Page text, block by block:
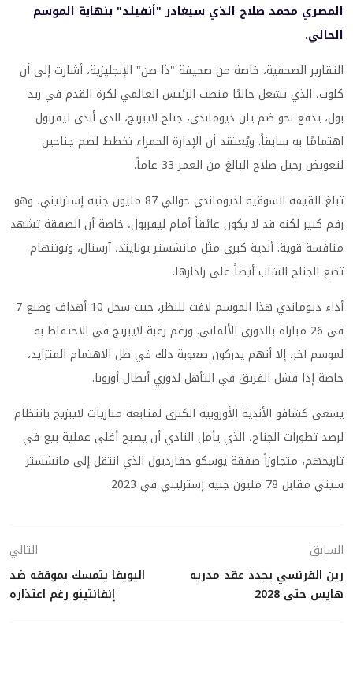
المصري محمد صلاح الذي سيغادر "أنفيلد" بنهاية الموسم
الحالي.
التقارير الصحفية، خاصة من صحيفة "ذا صن" الإنجليزية، أشارت إلى أن
كلوب، الذي يشغل حاليًا منصب الرئيس العالمي لكرة القدم في ريد
بول، يدفع نحو ضم يان ديوماندي، جناح لايبزيج، الذي أبدى ليفربول
اهتمامًا به سابقاً. ويُعتقد أن الإدارة الحمراء تخطط لضم جناحين
لتعويض رحيل صلاح البالغ من العمر 33 عاماً.
تبلغ القيمة السوقية لديوماندي حوالي 87 مليون جنيه إسترليني، وهو
رقم كبير لكنه قد لا يكون عائقاً أمام ليفربول، خاصة أن الصفقة تشهد
منافسة قوية. أندية كبرى مثل مانشستر يونايتد، آرسنال، وتوتنهام
تضع الجناح الشاب أيضاً على رادارها.
أداء ديوماندي هذا الموسم لافت للنظر، حيث سجل 10 أهداف وصنع 7
في 26 مباراة بالدوري الألماني. ورغم رغبة لايبزيج في الاحتفاظ به
لموسم آخر، إلا أنهم يدركون صعوبة ذلك في ظل الاهتمام المتزايد،
خاصة إذا فشل الفريق في التأهل لدوري أبطال أوروبا.
يسعى كشافو الأندية الأوروبية الكبرى لمتابعة مباريات لايبزيج بانتظام
لرصد تطورات الجناح، الذي يأمل النادي أن يصبح أغلى عملية بيع في
تاريخهم، متجاوزاً صفقة يوسكو جفارديول الذي انتقل إلى مانشستر
سيتي مقابل 78 مليون جنيه إسترليني في 2023.
السابق
رين الفرنسي يجدد عقد مدربه
هايس حتى 2028
التالي
اليويفا يتمسك بموقفه ضد
إنفانتينو رغم اعتذاره